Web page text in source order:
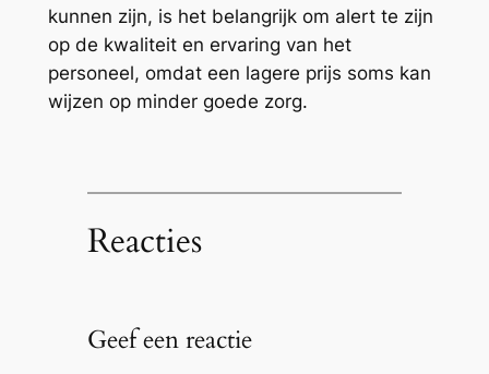
kunnen zijn, is het belangrijk om alert te zijn
op de kwaliteit en ervaring van het
personeel, omdat een lagere prijs soms kan
wijzen op minder goede zorg.
Reacties
Geef een reactie